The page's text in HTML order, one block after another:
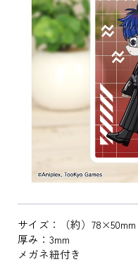
サイズ：（約）78×50mm
厚み：3mm
メガネ紐付き